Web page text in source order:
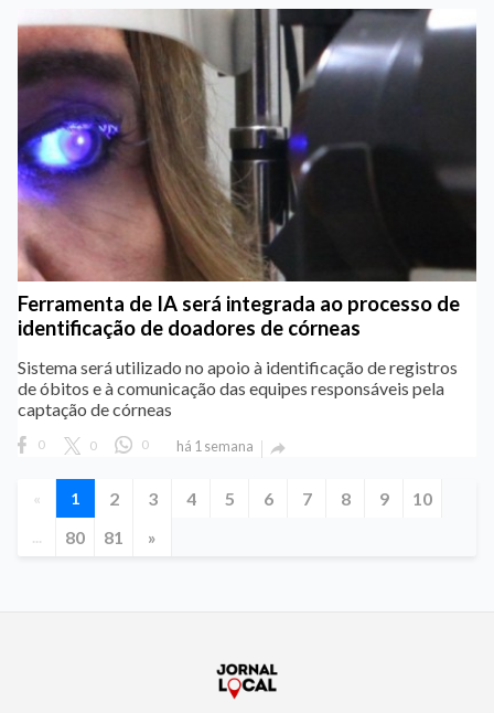
Ferramenta de IA será integrada ao processo de
identificação de doadores de córneas
Sistema será utilizado no apoio à identificação de registros
de óbitos e à comunicação das equipes responsáveis pela
captação de córneas
0 0 0 há 1 semana 
« 1 2 3 4 5 6 7 8 9 10
... 80 81 »